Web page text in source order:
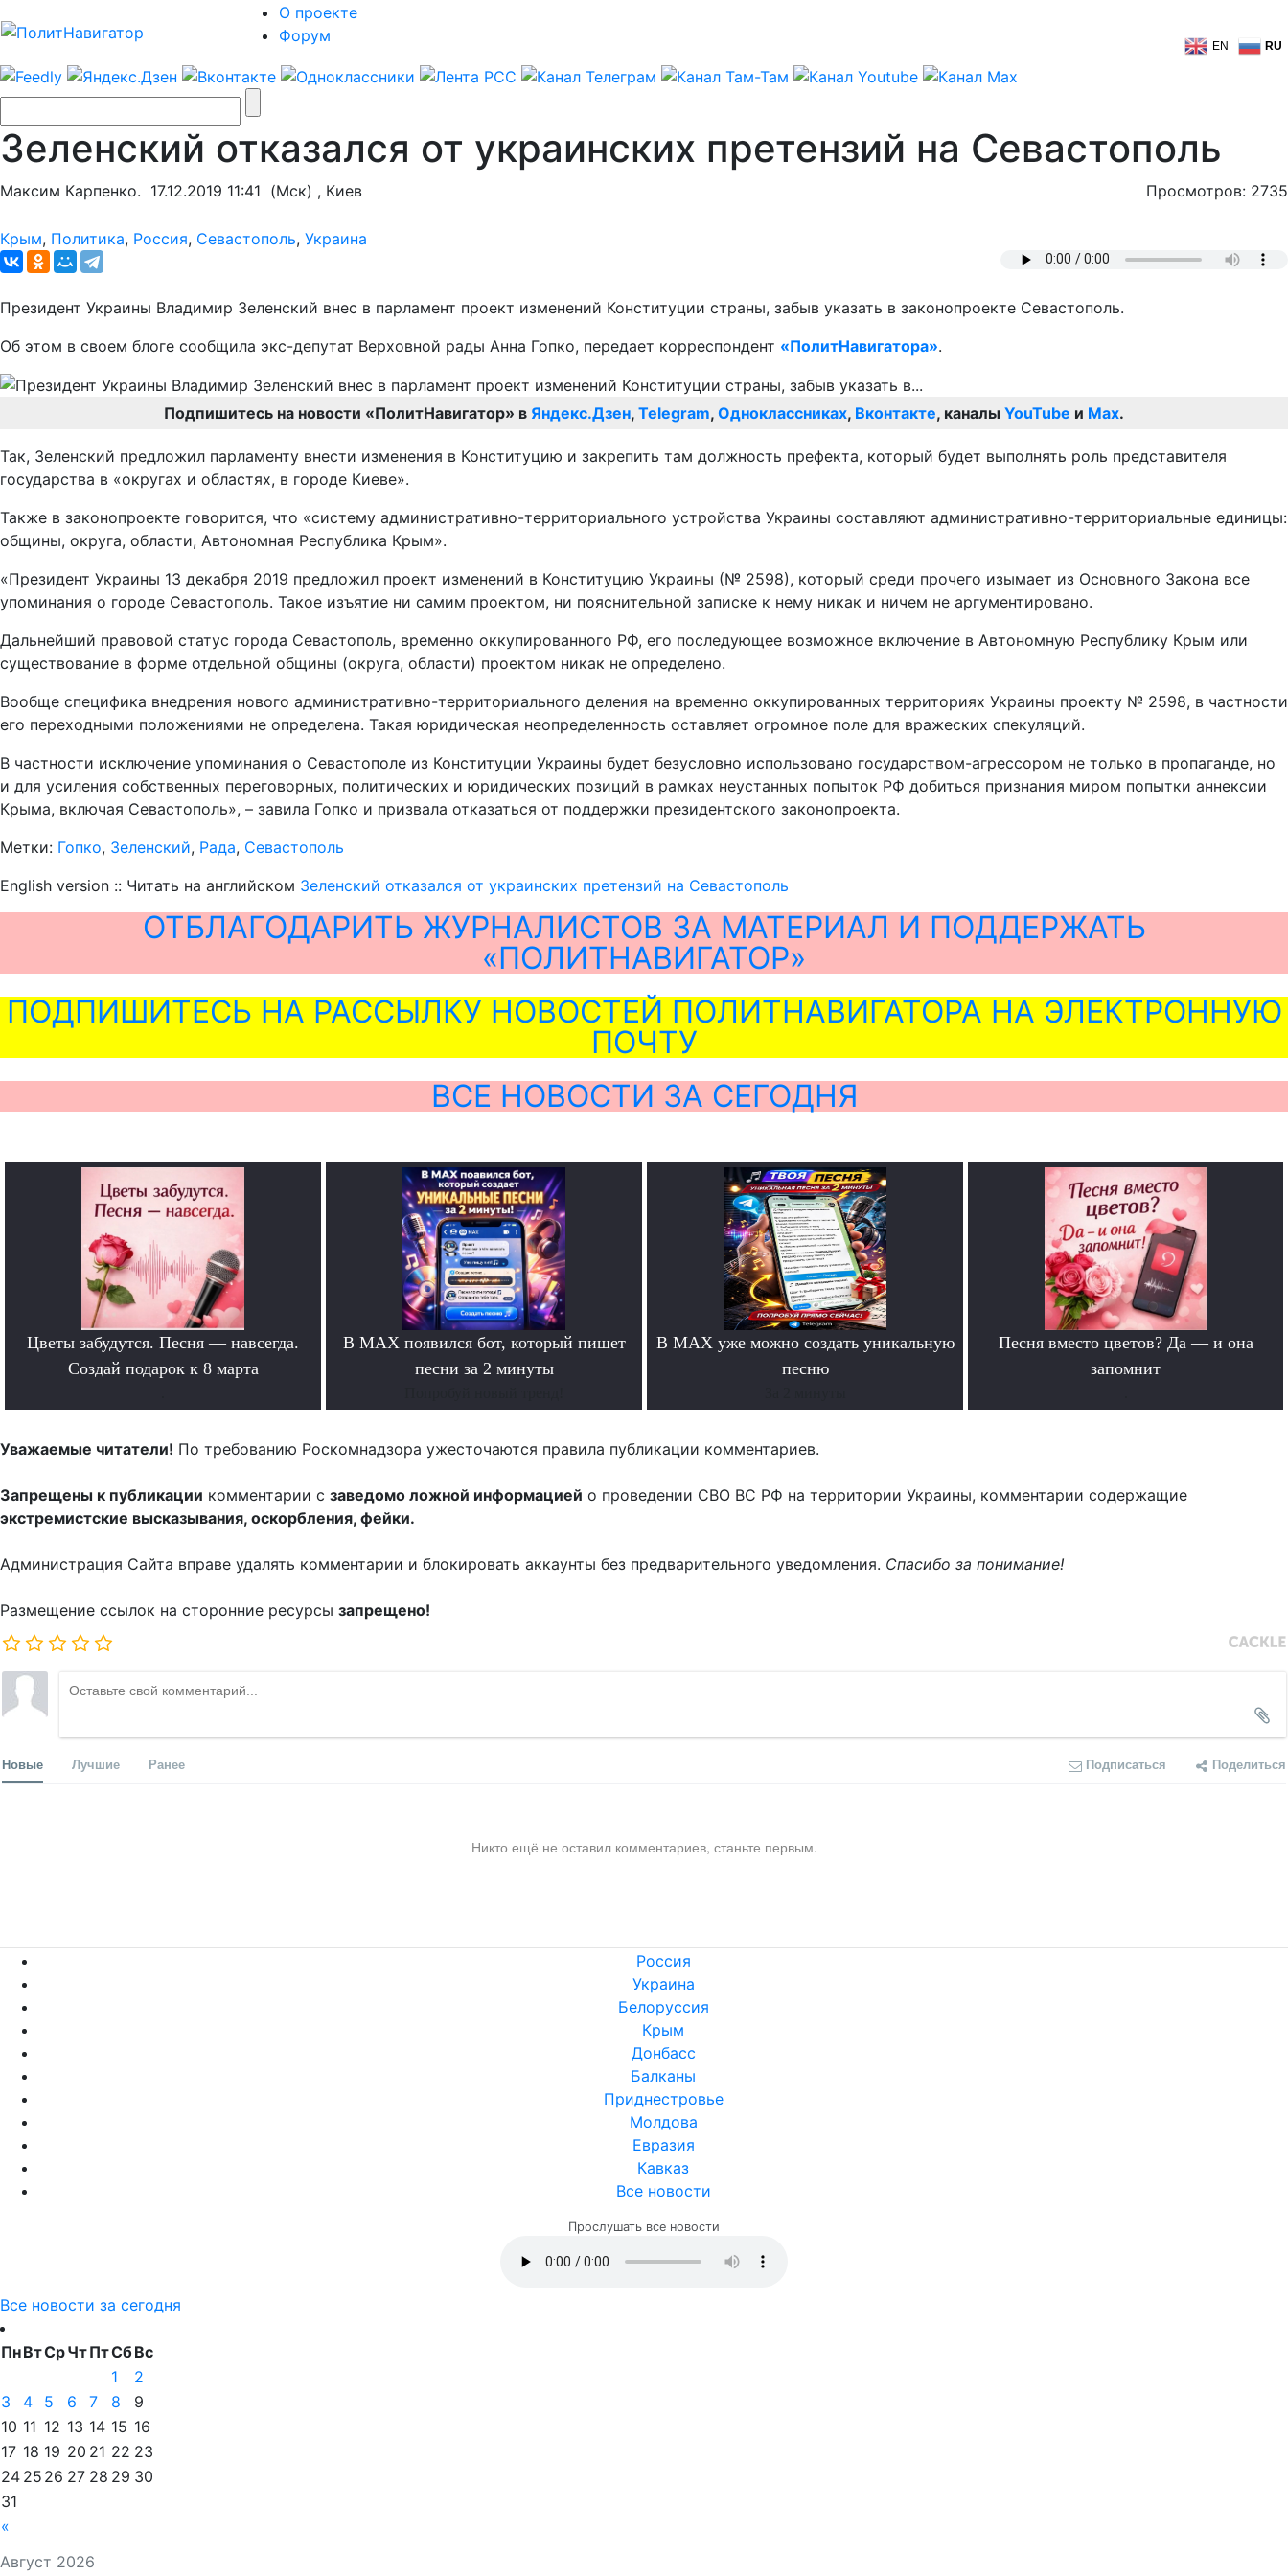
О проекте
Форум
EN RU
Зеленский отказался от украинских претензий на Севастополь
Максим Карпенко. 17.12.2019 11:41 (Мск) , Киев Просмотров: 2735
Крым, Политика, Россия, Севастополь, Украина
Президент Украины Владимир Зеленский внес в парламент проект изменений Конституции страны, забыв указать в законопроекте Севастополь.
Об этом в своем блоге сообщила экс-депутат Верховной рады Анна Гопко, передает корреспондент «ПолитНавигатора».
Подпишитесь на новости «ПолитНавигатор» в Яндекс.Дзен, Telegram, Одноклассниках, Вконтакте, каналы YouTube и Max.
Так, Зеленский предложил парламенту внести изменения в Конституцию и закрепить там должность префекта, который будет выполнять роль представителя
государства в «округах и областях, в городе Киеве».
Также в законопроекте говорится, что «систему административно-территориального устройства Украины составляют административно-территориальные единицы:
общины, округа, области, Автономная Республика Крым».
«Президент Украины 13 декабря 2019 предложил проект изменений в Конституцию Украины (№ 2598), который среди прочего изымает из Основного Закона все
упоминания о городе Севастополь. Такое изъятие ни самим проектом, ни пояснительной записке к нему никак и ничем не аргументировано.
Дальнейший правовой статус города Севастополь, временно оккупированного РФ, его последующее возможное включение в Автономную Республику Крым или
существование в форме отдельной общины (округа, области) проектом никак не определено.
Вообще специфика внедрения нового административно-территориального деления на временно оккупированных территориях Украины проекту № 2598, в частности
его переходными положениями не определена. Такая юридическая неопределенность оставляет огромное поле для вражеских спекуляций.
В частности исключение упоминания о Севастополе из Конституции Украины будет безусловно использовано государством-агрессором не только в пропаганде, но
и для усиления собственных переговорных, политических и юридических позиций в рамках неустанных попыток РФ добиться признания миром попытки аннексии
Крыма, включая Севастополь», – завила Гопко и призвала отказаться от поддержки президентского законопроекта.
Метки: Гопко, Зеленский, Рада, Севастополь
English version :: Читать на английском Зеленский отказался от украинских претензий на Севастополь
ОТБЛАГОДАРИТЬ ЖУРНАЛИСТОВ ЗА МАТЕРИАЛ И ПОДДЕРЖАТЬ
«ПОЛИТНАВИГАТОР»
ПОДПИШИТЕСЬ НА РАССЫЛКУ НОВОСТЕЙ ПОЛИТНАВИГАТОРА НА ЭЛЕКТРОННУЮ
ПОЧТУ
ВСЕ НОВОСТИ ЗА СЕГОДНЯ
Цветы забудутся. Песня — навсегда.
Создай подарок к 8 марта
В MAX появился бот, который пишет
песни за 2 минуты
В MAX уже можно создать уникальную
песню
Песня вместо цветов? Да — и она
запомнит
Уважаемые читатели! По требованию Роскомнадзора ужесточаются правила публикации комментариев.
Запрещены к публикации комментарии с заведомо ложной информацией о проведении СВО ВС РФ на территории Украины, комментарии содержащие
экстремистские высказывания, оскорбления, фейки.
Администрация Сайта вправе удалять комментарии и блокировать аккаунты без предварительного уведомления. Спасибо за понимание!
Размещение ссылок на сторонние ресурсы запрещено!
Новые Лучшие Ранее Подписаться Поделиться
Никто ещё не оставил комментариев, станьте первым.
Россия
Украина
Белоруссия
Крым
Донбасс
Балканы
Приднестровье
Молдова
Евразия
Кавказ
Все новости
Прослушать все новости
Все новости за сегодня
Август 2026
ПнВтСрЧтПтСбВс
«
1
2
3
4 5 6 7 8
9
10 11 12 13 14 15 16
17 18 19 20 21 22 23
24 25 26 27 28 29 30
31